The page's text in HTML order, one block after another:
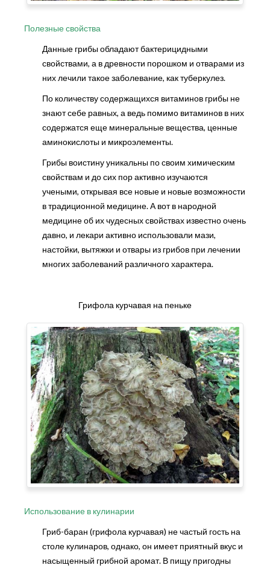
Полезные свойства
Данные грибы обладают бактерицидными
свойствами, а в древности порошком и отварами из
них лечили такое заболевание, как туберкулез.
По количеству содержащихся витаминов грибы не
знают себе равных, а ведь помимо витаминов в них
содержатся еще минеральные вещества, ценные
аминокислоты и микроэлементы.
Грибы воистину уникальны по своим химическим
свойствам и до сих пор активно изучаются
учеными, открывая все новые и новые возможности
в традиционной медицине. А вот в народной
медицине об их чудесных свойствах известно очень
давно, и лекари активно использовали мази,
настойки, вытяжки и отвары из грибов при лечении
многих заболеваний различного характера.
Грифола курчавая на пеньке
Использование в кулинарии
Гриб-баран (грифола курчавая) не частый гость на
столе кулинаров, однако, он имеет приятный вкус и
насыщенный грибной аромат. В пищу пригодны